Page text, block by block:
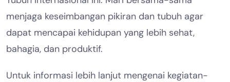
menjaga keseimbangan pikiran dan tubuh agar
dapat mencapai kehidupan yang lebih sehat,
bahagia, dan produktif.
Untuk informasi lebih lanjut mengenai kegiatan-